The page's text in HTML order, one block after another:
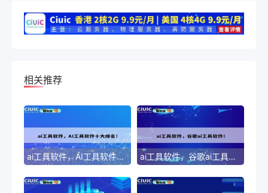
相关推荐
ai工具软件，AI工具软件十大排名！ ai工具软件，谷歌ai工具软件！